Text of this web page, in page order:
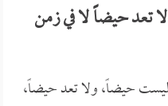
تعد حيضاً لا في زمن
ليست حيضاً، ولا تعد حيضاً،